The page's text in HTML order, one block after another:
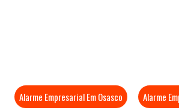
Alarme Empresarial Em Osasco Alarme